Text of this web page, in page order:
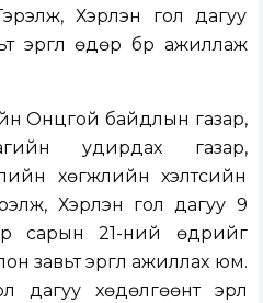
Хэрлэн гол дагуу
эргүүл өдөр бүр ажиллаж
Онцгой байдлын газар,
удирдах газар,
бүлийн хөгжлийн хэлтсийн
Хэрлэн гол дагуу 9
сарын 21-ний өдрийг
завьт эргүүл ажиллах юм.
хөдөлгөөнт эрүүл